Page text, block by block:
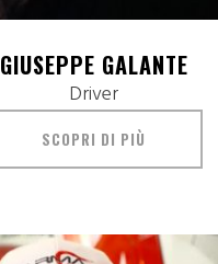
GIUSEPPE GALANTE
Driver
SCOPRI DI PIÙ